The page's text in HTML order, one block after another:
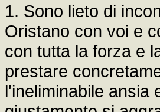
1. Sono lieto di
Oristano con voi e
con tutta la forza e
prestare
l'ineliminabile ansia